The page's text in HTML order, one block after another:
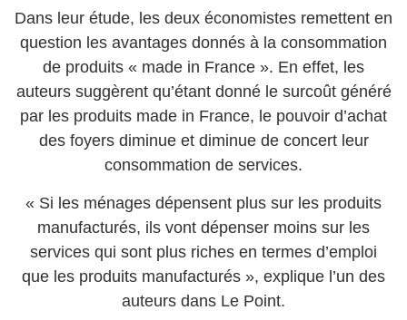
Dans leur étude, les deux économistes remettent en
question les avantages donnés à la consommation
de produits « made in France ». En effet, les
auteurs suggèrent qu’étant donné le surcoût généré
par les produits made in France, le pouvoir d’achat
des foyers diminue et diminue de concert leur
consommation de services.
« Si les ménages dépensent plus sur les produits
manufacturés, ils vont dépenser moins sur les
services qui sont plus riches en termes d’emploi
que les produits manufacturés », explique l’un des
auteurs dans Le Point.